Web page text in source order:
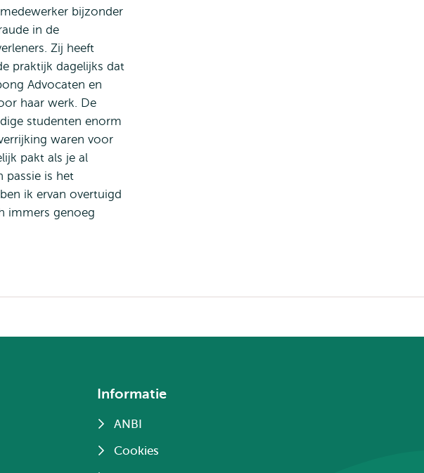
bijzonder
in de
Zij heeft
praktijk dagelijks dat
Advocaten en
haar werk. De
studenten enorm
waren voor
pakt als je al
passie is het
ik ervan overtuigd
immers genoeg
Informatie
ANBI
Cookies